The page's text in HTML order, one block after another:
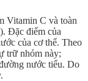
Vitamin C và toàn
Đặc điểm của
của cơ thể. Theo
trữ nhóm này;
nước tiểu. Do